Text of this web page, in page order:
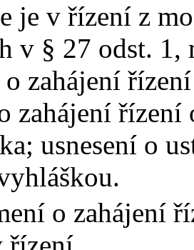
je v řízení z
v § 27 odst.
o zahájení
zahájení řízení
usnesení o
o zahájení